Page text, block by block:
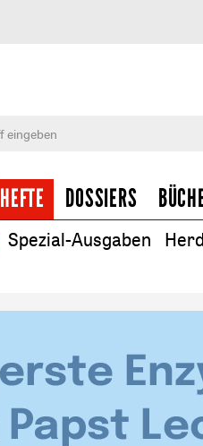
HEFTE DOSSIERS
Spezial-Ausgaben